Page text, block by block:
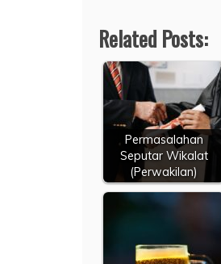
Related Posts:
Permasalahan
Seputar Wikalat
(Perwakilan)